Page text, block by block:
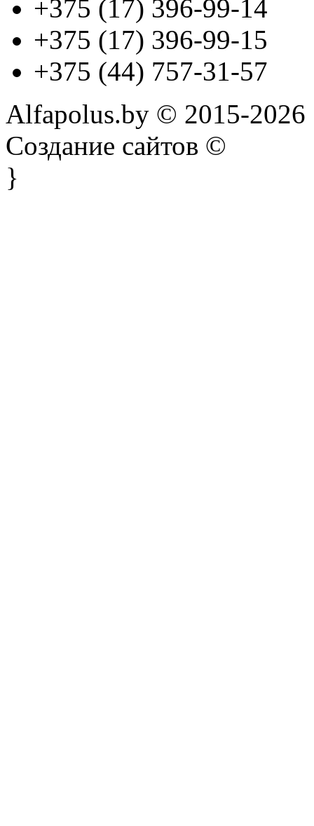
+375 (17) 396-99-14
+375 (17) 396-99-15
+375 (44) 757-31-57
Alfapolus.by © 2015-2026
Создание сайтов ©
}